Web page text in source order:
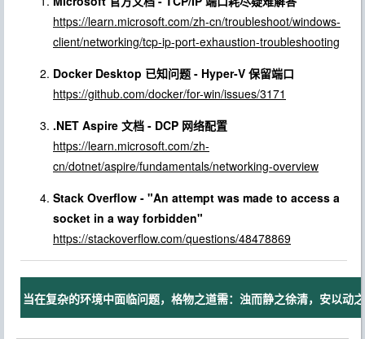
https://learn.microsoft.com/zh-cn/troubleshoot/windows-
client/networking/tcp-ip-port-exhaustion-troubleshooting
Docker Desktop 已知问题 - Hyper-V 保留端口
https://github.com/docker/for-win/issues/3171
.NET Aspire 文档 - DCP 网络配置
https://learn.microsoft.com/zh-
cn/dotnet/aspire/fundamentals/networking-overview
Stack Overflow - "An attempt was made to access a
socket in a way forbidden"
https://stackoverflow.com/questions/48478869
当在复杂的环境中面临问题，格物之道需：浊而静之徐清，安以动